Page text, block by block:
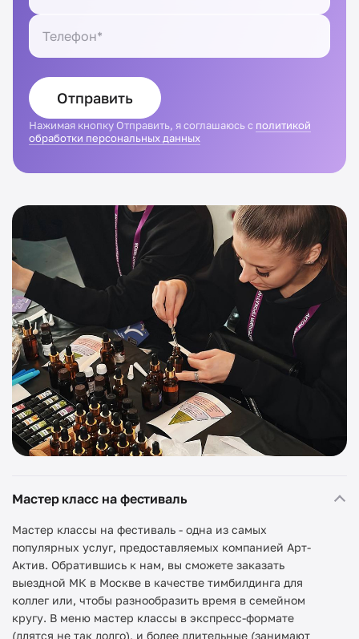
Отправить
Нажимая кнопку Отправить, я соглашаюсь с политикой
обработки персональных данных
Мастер класс на фестиваль
Мастер классы на фестиваль - одна из самых
популярных услуг, предоставляемых компанией Арт-
Актив. Обратившись к нам, вы сможете заказать
выездной МК в Москве в качестве тимбилдинга для
коллег или, чтобы разнообразить время в семейном
кругу. В меню мастер классы в экспресс-формате
(длятся не так долго), и более длительные (занимают